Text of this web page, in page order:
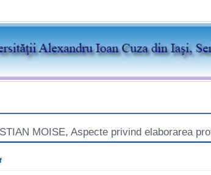
MOISE, Aspecte privind elaborarea